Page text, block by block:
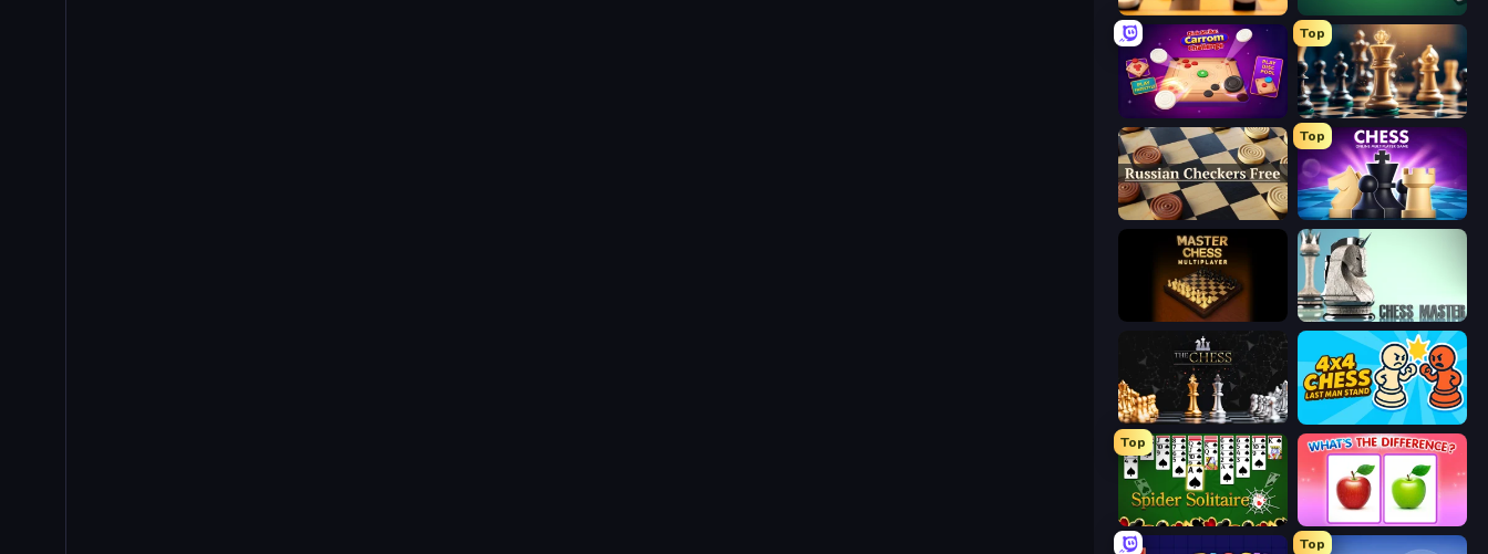
English Checkers Free
Top
Chess Free
Russian Checkers Free
Top
Chess Online Multiplayer
Master Chess Chess Master
The Chess 4x4 Chess: Last Man Stand
Top
Spider Solitaire What's The Difference?
Top